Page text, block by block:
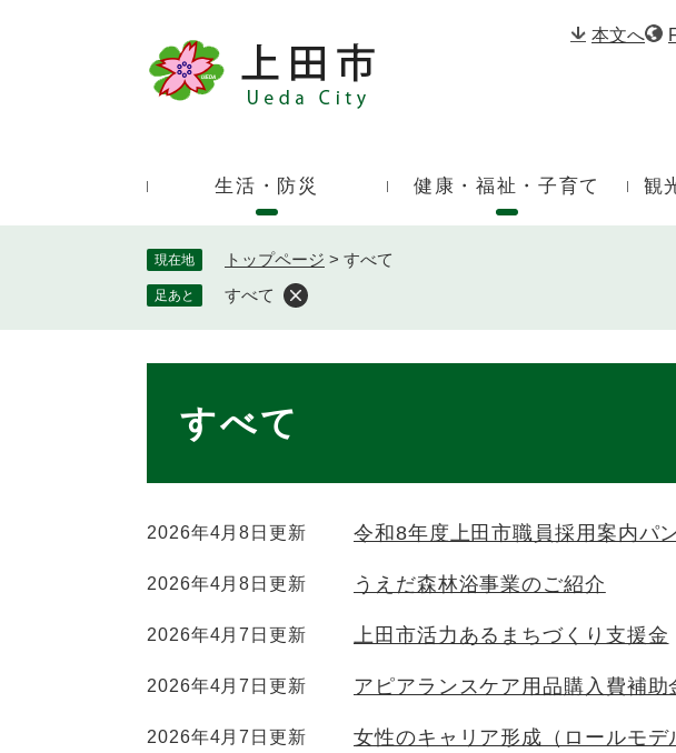
。
本文へ
ド
生活・防災 健康・福祉・子育て 観
現在地 トップページ > すべて
足あと すべて
すべて
2026年4月8日更新 令和8年度上田市職員採用案内パ
2026年4月8日更新 うえだ森林浴事業のご紹介
2026年4月7日更新 上田市活力あるまちづくり支援金
2026年4月7日更新 アピアランスケア用品購入費補助
2026年4月7日更新 女性のキャリア形成（ロールモデ